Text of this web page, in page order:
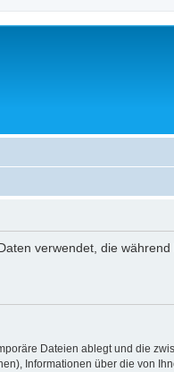
verwendet, die
Dateien ablegt und die
Informationen über die von